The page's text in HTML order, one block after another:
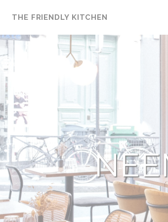
THE FRIENDLY KITCHEN